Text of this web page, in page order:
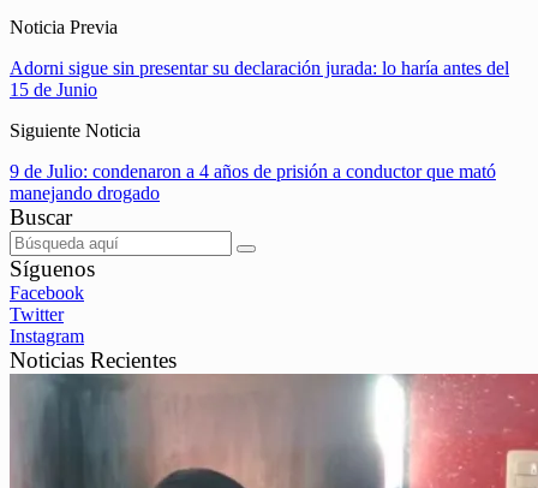
Noticia Previa
Adorni sigue sin presentar su declaración jurada: lo haría antes del
15 de Junio
Siguiente Noticia
9 de Julio: condenaron a 4 años de prisión a conductor que mató
manejando drogado
Buscar
Síguenos
Facebook
Twitter
Instagram
Noticias Recientes